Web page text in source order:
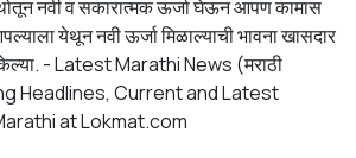
नवी व सकारात्मक ऊर्जा घेऊन आपण कामास
येथून नवी ऊर्जा मिळाल्याची भावना खासदार
केल्या. - Latest Marathi News (मराठी
Headlines, Current and Latest
at Lokmat.com